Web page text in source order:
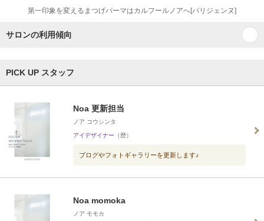
第一印象を変えるまつげパーマはカルフールノアへ[パリジェンヌ]
サロンの利用傾向
PICK UP スタッフ
Noa 更新担当
ノア コウシンタ
アイデザイナー （歴）
ブログやフォトギャラリーを更新します♪
Noa momoka
ノア モモカ